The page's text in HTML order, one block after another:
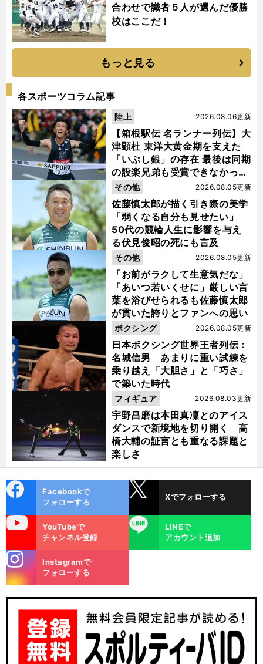
合わせで識者５人が選んだ優勝
校はここだ！
もっと見る
各スポーツコラム記事
【箱根駅伝 名ランナー列伝】大
津顕杜 東洋大黄金期を支えた
「いぶし銀」の存在 最後は同期
の設楽兄弟も受賞できなかった
金栗杯に輝く
2026.08.06更新
陸上
佐藤慎太郎が描く引き際の美学
「弱くなる自分も見せたい」
50代の競輪人生に影響を与え
る伏見俊昭の死にも言及
2026.08.05更新
その他
「お前がラクして生意気だな」
「あいつ若いくせに」厳しい言
葉を浴びせられるも佐藤慎太郎
が貫いた誇りとファンへの思い
2026.08.05更新
その他
日本ボクシング世界王者列伝：
名城信男 あまりに重い試練を
乗り越え「大胆さ」と「巧さ」
で築いた時代
2026.08.05更新
ボクシング
宇野昌磨は本田真凜とのアイス
ダンスで新境地を切り開く 高
橋大輔の証言とも重なる課題と
楽しさ
2026.08.03更新
フィギュア
ok
Facebookで
フォローする
Xでフォローする
YouTubeで
チャンネル登録
LINE
LINEで
アカウント追加
m
Instagramで
フォローする